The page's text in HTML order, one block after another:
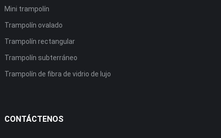
Mini trampolín
Trampolín ovalado
Trampolín rectangular
Trampolín subterráneo
Trampolín de fibra de vidrio de lujo
CONTÁCTENOS